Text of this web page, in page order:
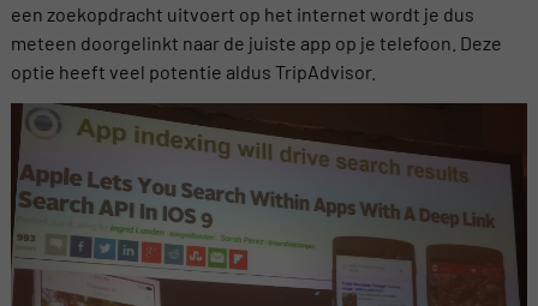
een zoekopdracht uitvoert op het internet wordt je dus
meteen doorgelinkt naar de juiste app op je telefoon. Deze
optie heeft veel potentie aldus TripAdvisor.